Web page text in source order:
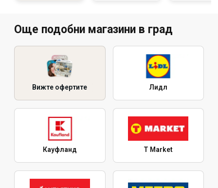
Още подобни магазини в град
Вижте офертите Лидл
Кауфланд T Market